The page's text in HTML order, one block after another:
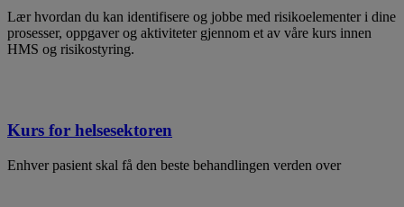
​Lær hvordan du kan identifisere og jobbe med risikoelementer i dine
prosesser, oppgaver og aktiviteter gjennom et av våre kurs innen
HMS og risikostyring.
Kurs for helsesektoren
Enhver pasient skal få den beste behandlingen verden over